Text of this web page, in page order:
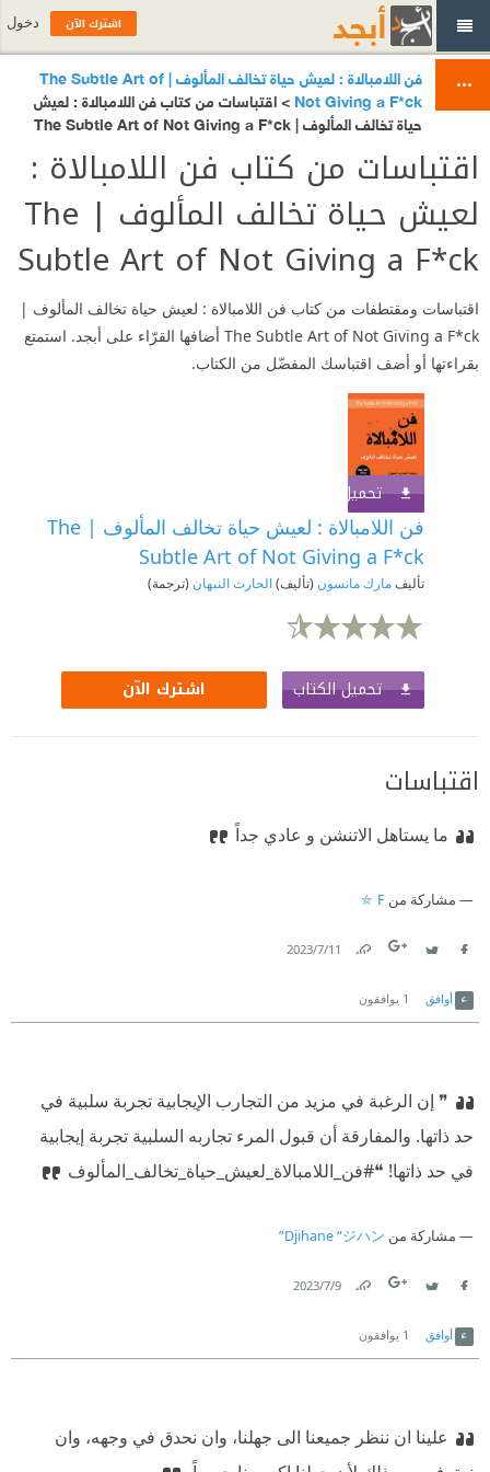
فن اللامبالاة : لعيش حياة تخالف المألوف | The Subtle Art of
Not Giving a F*ck > اقتباسات من كتاب فن اللامبالاة : لعيش
حياة تخالف المألوف | The Subtle Art of Not Giving a F*ck
اقتباسات من كتاب فن اللامبالاة :
لعيش حياة تخالف المألوف | The
Subtle Art of Not Giving a F*ck
اقتباسات ومقتطفات من كتاب فن اللامبالاة : لعيش حياة تخالف المألوف |
The Subtle Art of Not Giving a F*ck أضافها القرّاء على أبجد. استمتع
بقراءتها أو أضف اقتباسك المفضّل من الكتاب.
تحميل الكتاب
فن اللامبالاة : لعيش حياة تخالف المألوف | The
Subtle Art of Not Giving a F*ck
تأليفمارك مانسون (تأليف)الحارث النبهان (ترجمة)
تحميل الكتاب اشترك الآن
اقتباسات
ما يستاهل الاتنشن و عادي جداً
مشاركة من F ⛤
11‏/7‏/2023
أوافق 1 يوافقون
❞ ‫إن الرغبة في مزيد من التجارب الإيجابية تجربة سلبية في
حد ذاتها. والمفارقة أن قبول المرء تجاربه السلبية تجربة إيجابية
في حد ذاتها! ❝#فن_اللامبالاة_لعيش_حياة_تخالف_المألوف
مشاركة من Djihane “ジハン”
9‏/7‏/2023
أوافق 1 يوافقون
علينا ان ننظر جميعنا الى جهلنا، وان نحدق في وجهه، وان
اشترك الآن دخول